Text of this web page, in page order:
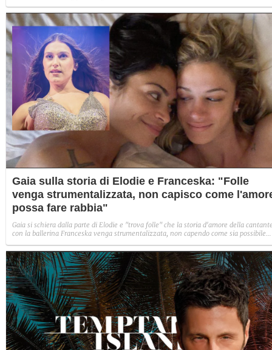
Gaia sulla storia di Elodie e Franceska: "Folle
venga strumentalizzata, non capisco come
possa fare rabbia"
Gaia si schiera dalla parte di Elodie e "trova folle" che la storia d'amore della
con la ballerina Franceska venga strumentalizzata, non capendo come sia possibile